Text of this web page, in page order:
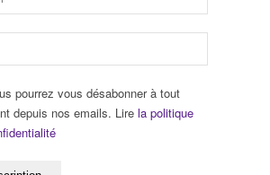
pourrez vous désabonner à tout
depuis nos emails. Lirela politique